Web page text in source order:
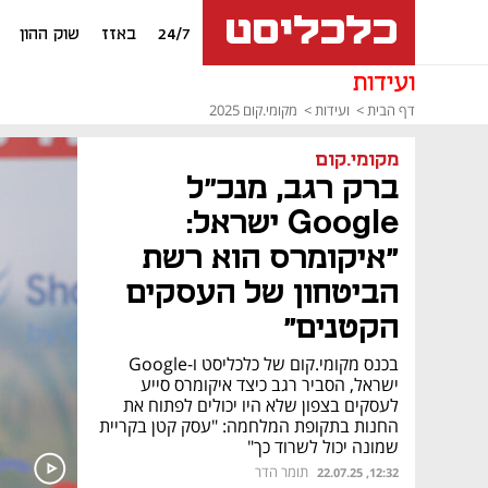
24/7 באזז שוק ההון
ועידות
דף הבית ועידות מקומי.קום 2025
מקומי.קום
ברק רגב, מנכ״ל
Google ישראל:
"איקומרס הוא רשת
הביטחון של העסקים
הקטנים"
בכנס מקומי.קום של כלכליסט ו-Google
ישראל, הסביר רגב כיצד איקומרס סייע
לעסקים בצפון שלא היו יכולים לפתוח את
החנות בתקופת המלחמה: "עסק קטן בקריית
שמונה יכול לשרוד כך"
12:32, 22.07.25 תומר הדר